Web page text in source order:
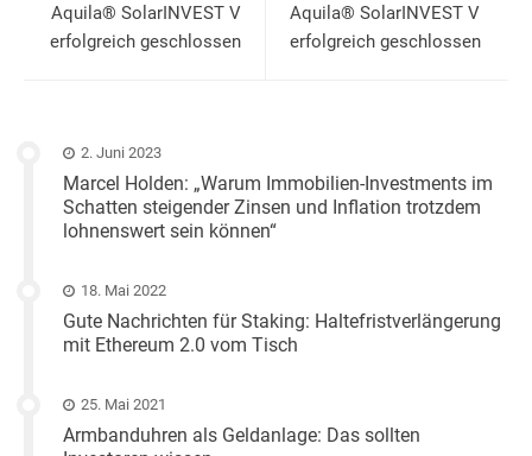
Aquila® SolarINVEST V
erfolgreich geschlossen
Aquila® SolarINVEST V
erfolgreich geschlossen
2. Juni 2023
Marcel Holden: „Warum Immobilien-Investments im
Schatten steigender Zinsen und Inflation trotzdem
lohnenswert sein können“
18. Mai 2022
Gute Nachrichten für Staking: Haltefristverlängerung
mit Ethereum 2.0 vom Tisch
25. Mai 2021
Armbanduhren als Geldanlage: Das sollten